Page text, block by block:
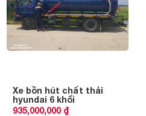
Xe bồn hút chất thải
hyundai 6 khối
935,000,000 ₫